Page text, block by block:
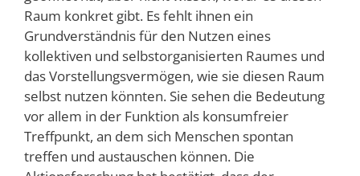
Raum konkret gibt. Es fehlt ihnen ein
Grundverständnis für den Nutzen eines
kollektiven und selbstorganisierten Raumes und
das Vorstellungsvermögen, wie sie diesen Raum
selbst nutzen könnten. Sie sehen die Bedeutung
vor allem in der Funktion als konsumfreier
Treffpunkt, an dem sich Menschen spontan
treffen und austauschen können. Die